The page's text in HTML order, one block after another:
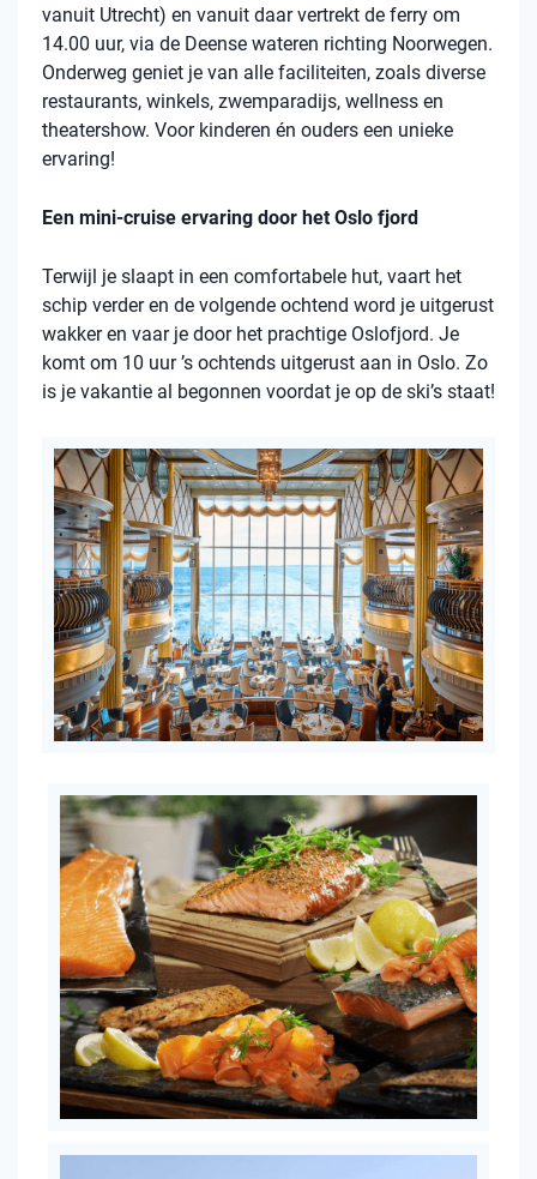
vanuit Utrecht) en vanuit daar vertrekt de ferry om
14.00 uur, via de Deense wateren richting Noorwegen.
Onderweg geniet je van alle faciliteiten, zoals diverse
restaurants, winkels, zwemparadijs, wellness en
theatershow. Voor kinderen én ouders een unieke
ervaring!
Een mini-cruise ervaring door het Oslo fjord
Terwijl je slaapt in een comfortabele hut, vaart het
schip verder en de volgende ochtend word je uitgerust
wakker en vaar je door het prachtige Oslofjord. Je
komt om 10 uur ’s ochtends uitgerust aan in Oslo. Zo
is je vakantie al begonnen voordat je op de ski’s staat!